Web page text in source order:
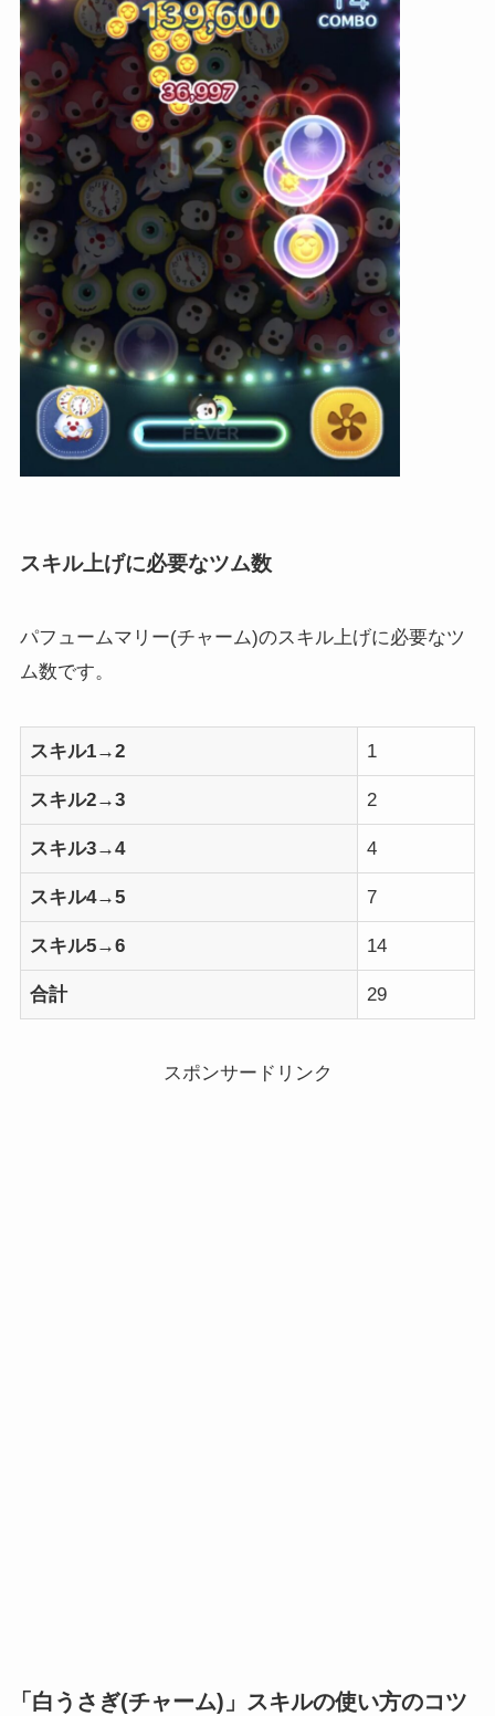
スキル上げに必要なツム数
パフュームマリー(チャーム)のスキル上げに必要なツ
ム数です。
スキル1→2 1
スキル2→3 2
スキル3→4 4
スキル4→5 7
スキル5→6 14
合計 29
スポンサードリンク
「白うさぎ(チャーム)」スキルの使い方のコツ